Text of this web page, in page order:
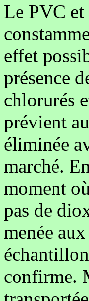
Le PVC et
effet
présence
chlorurés
prévient
éliminée
marché.
moment
pas de
menée
confirme.